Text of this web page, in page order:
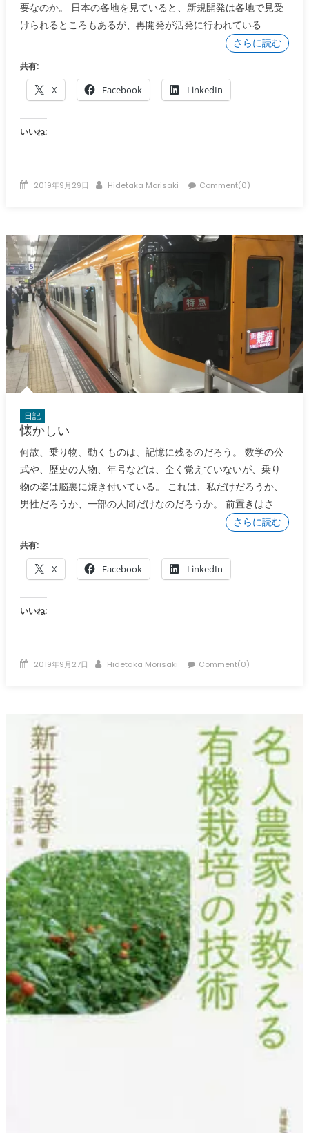
要なのか。 日本の各地を見ていると、新規開発は各地で見受
けられるところもあるが、再開発が活発に行われている
さらに読む
共有:
X Facebook LinkedIn
いいね:
Posted
2019年9月29日 Author
Hidetaka Morisaki Comment(0)
日記
懐かしい
何故、乗り物、動くものは、記憶に残るのだろう。 数学の公
式や、歴史の人物、年号などは、全く覚えていないが、乗り
物の姿は脳裏に焼き付いている。 これは、私だけだろうか、
男性だろうか、一部の人間だけなのだろうか。 前置きはさ
さらに読む
共有:
X Facebook LinkedIn
いいね:
Posted
2019年9月27日 Author
Hidetaka Morisaki Comment(0)